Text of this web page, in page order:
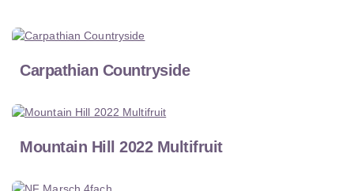
Carpathian Countryside
Mountain Hill 2022 Multifruit